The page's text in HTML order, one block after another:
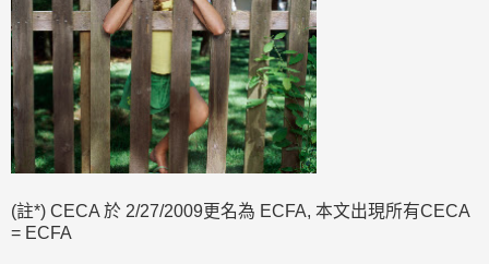
(註*) CECA 於 2/27/2009更名為 ECFA, 本文出現所有CECA
= ECFA